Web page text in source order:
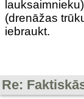
(drenāžas
iebraukt.
Re: